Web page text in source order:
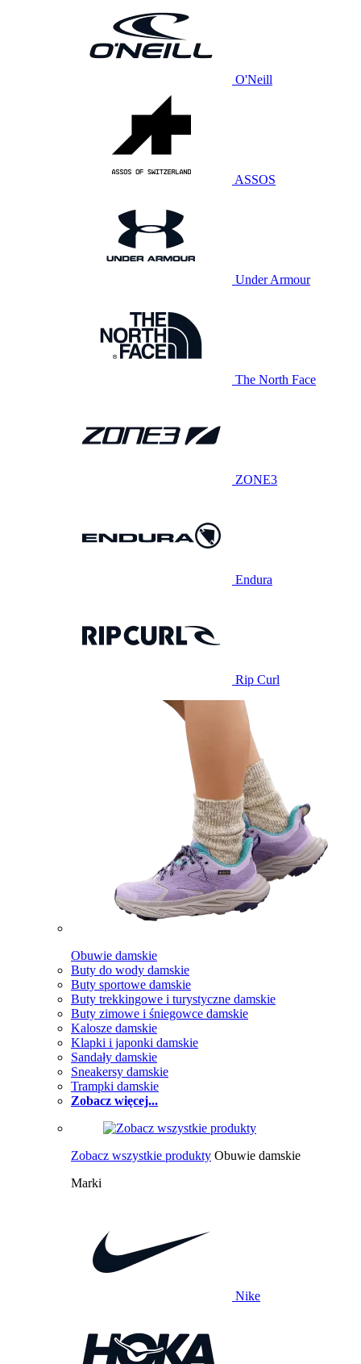
O'Neill
ASSOS
Under Armour
The North Face
ZONE3
Endura
Rip Curl
Obuwie damskie
Buty do wody damskie
Buty sportowe damskie
Buty trekkingowe i turystyczne damskie
Buty zimowe i śniegowce damskie
Kalosze damskie
Klapki i japonki damskie
Sandały damskie
Sneakersy damskie
Trampki damskie
Zobacz więcej...
Zobacz wszystkie produkty Obuwie damskie
Marki
Nike